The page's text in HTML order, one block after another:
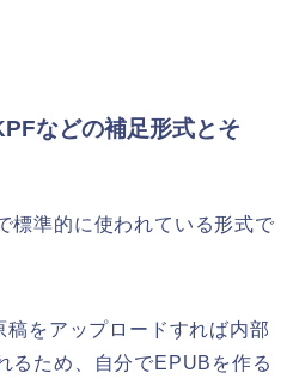
などの補足形式とそ
標準的に使われている形式で
をアップロードすれば内部
るため、自分でEPUBを作る